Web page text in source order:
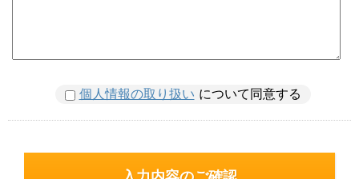
個人情報の取り扱い について同意する